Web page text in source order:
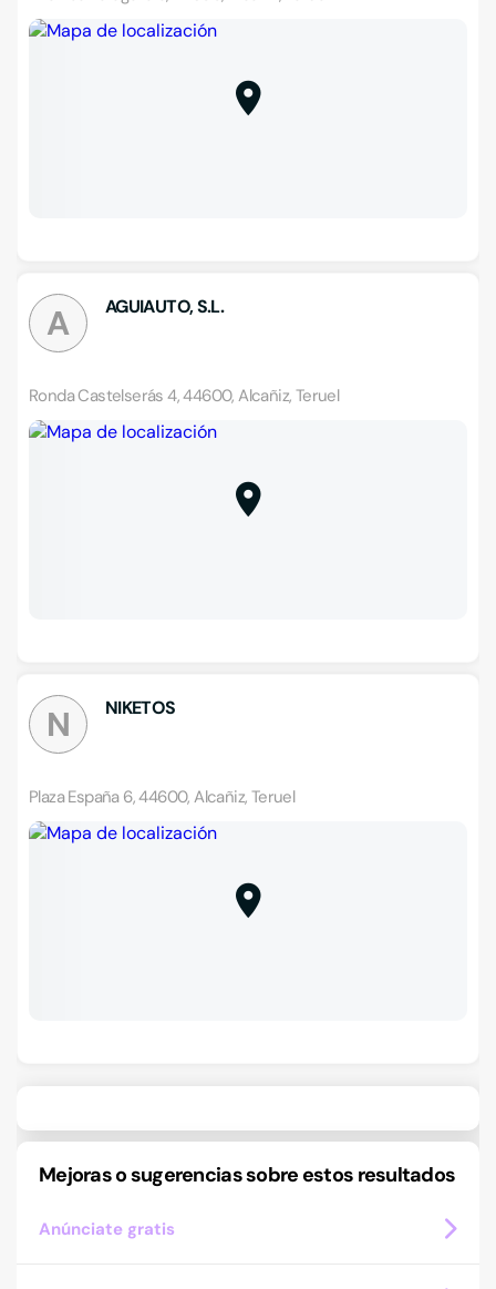
A AGUIAUTO, S.L.
Ronda Castelserás 4, 44600, Alcañiz, Teruel
N NIKETOS
Plaza España 6, 44600, Alcañiz, Teruel
Mejoras o sugerencias sobre estos resultados
Anúnciate gratis